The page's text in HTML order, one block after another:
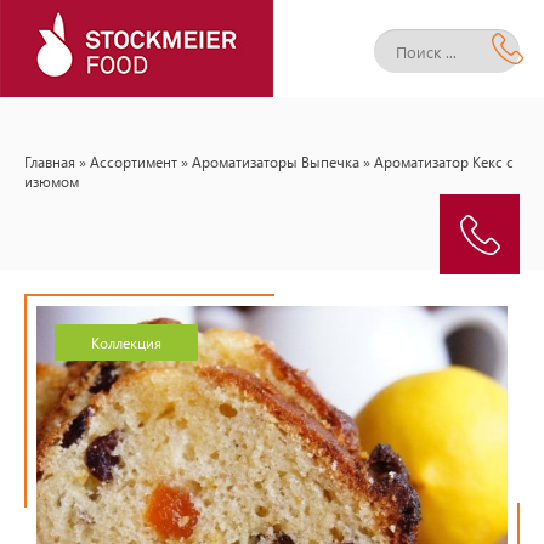
Главная »Ассортимент »Ароматизаторы Выпечка » Ароматизатор Кекс с
изюмом
Коллекция